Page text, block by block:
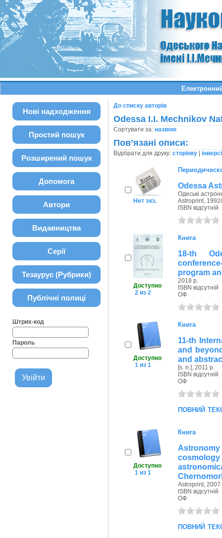
Нові надходження
Простий пошук
Розширений пошук
Допомога
Автори
Видавництва
Серії
Тезаурус (Рубрики)
Публічні полиці
Штрих-код
Пароль
До списку авторів
Odessa І.І. Mechnikov
Сортувати за: назвою
Пов’язані описи:
Відібрати для друку: сторінку|
Нет экз.
Odessa
Одеські
Astroprint,
ISBN відсутній
Доступно
2 из 2
Книга
18-th
program
2018 р.
ISBN відсутній
ОФ
Доступно
1 из 1
Книга
11-th
and
and
[s. n.], 2011 р.
ISBN відсутній
ОФ
повний
Доступно
1 из 1
Книга
cosmology
Astroprint, 2007
ISBN відсутній
ОФ
повний